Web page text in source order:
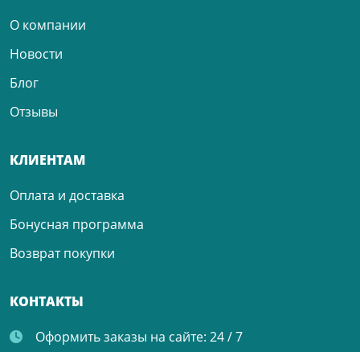
О компании
Новости
Блог
Отзывы
КЛИЕНТАМ
Оплата и доставка
Бонусная программа
Возврат покупки
КОНТАКТЫ
Оформить заказы на сайте: 24 / 7